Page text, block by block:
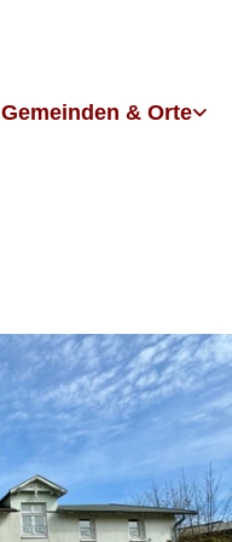
Gemeinden & Orte